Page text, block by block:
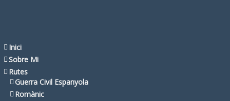
Inici
Sobre Mi
Rutes
Guerra Civil Espanyola
Romànic